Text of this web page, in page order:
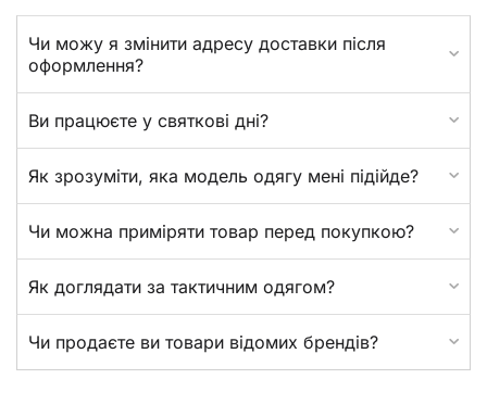
Чи можу я змінити адресу доставки після
оформлення?
Ви працюєте у святкові дні?
Як зрозуміти, яка модель одягу мені підійде?
Чи можна приміряти товар перед покупкою?
Як доглядати за тактичним одягом?
Чи продаєте ви товари відомих брендів?